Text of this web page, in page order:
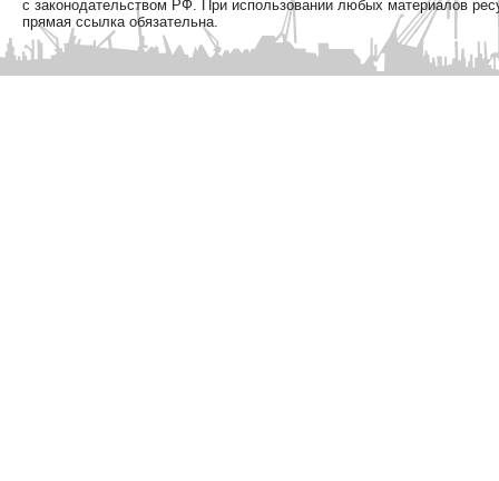
с законодательством РФ. При использовании любых материалов
прямая ссылка обязательна.